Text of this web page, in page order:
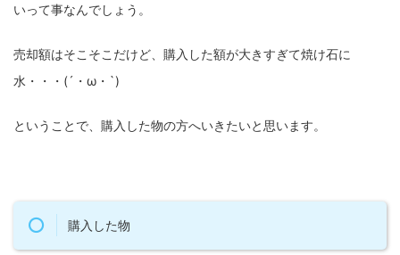
いって事なんでしょう。
売却額はそこそこだけど、購入した額が大きすぎて焼け石に
水・・・(´・ω・`)
ということで、購入した物の方へいきたいと思います。
購入した物